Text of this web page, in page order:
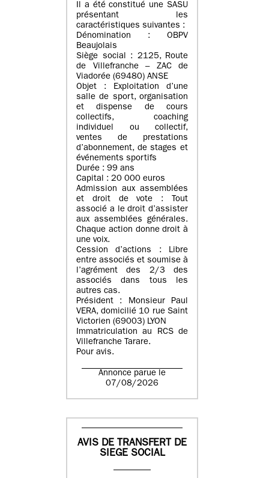
Il a été constitué une SASU
présentant les
caractéristiques suivantes :
Dénomination : OBPV
Beaujolais
Siège social : 2125, Route
de Villefranche – ZAC de
Viadorée (69480) ANSE
Objet : Exploitation d’une
salle de sport, organisation
et dispense de cours
collectifs, coaching
individuel ou collectif,
ventes de prestations
d’abonnement, de stages et
événements sportifs
Durée : 99 ans
Capital : 20 000 euros
Admission aux assemblées
et droit de vote : Tout
associé a le droit d’assister
aux assemblées générales.
Chaque action donne droit à
une voix.
Cession d’actions : Libre
entre associés et soumise à
l’agrément des 2/3 des
associés dans tous les
autres cas.
Président : Monsieur Paul
VERA, domicilié 10 rue Saint
Victorien (69003) LYON
Immatriculation au RCS de
Villefranche Tarare.
Pour avis.
Annonce parue le
07/08/2026
AVIS DE TRANSFERT DE
SIEGE SOCIAL